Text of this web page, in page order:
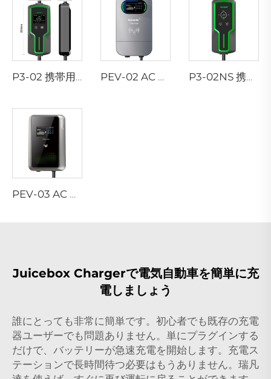
P3-02 携帯用EV充電器 PEV-02 AC EV ウォールボックス P3-02NS 携帯用EV充電器
PEV-03 AC EV ウォールボックス
Juicebox Chargerで電気自動車を簡単に充
電しましょう
誰にとっても非常に簡単です。初心者でも既存の充電
器ユーザーでも問題ありません。単にプラグインする
だけで、バッテリーが急速充電を開始します。充電ス
テーションで長時間待つ必要はもうありません。瑞凡